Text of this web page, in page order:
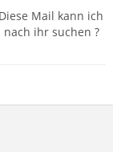
Mail kann ich
ihr suchen ?